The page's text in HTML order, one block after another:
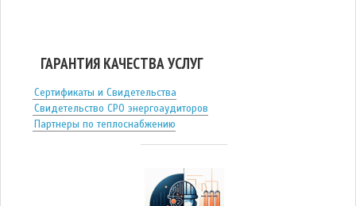
ГАРАНТИЯ КАЧЕСТВА УСЛУГ
Сертификаты и Свидетельства
Свидетельство СРО энергоаудиторов
Партнеры по теплоснабжению